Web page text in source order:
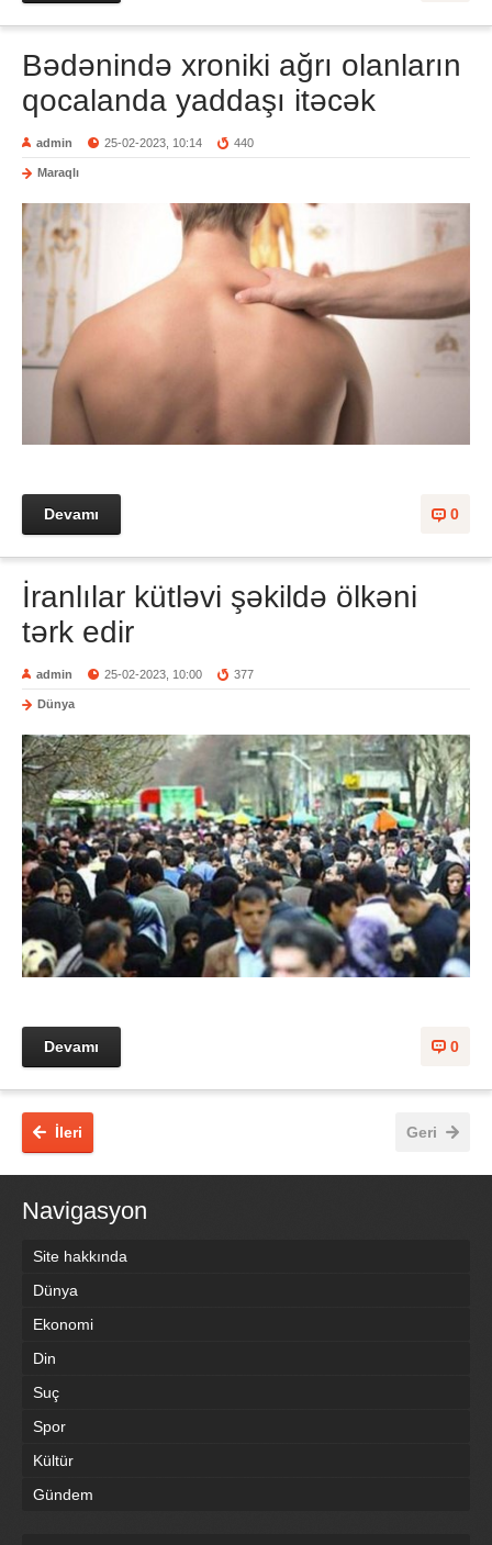
Bədənində xroniki ağrı olanların
qocalanda yaddaşı itəcək
admin 25-02-2023, 10:14 440
Maraqlı
0
Devamı
İranlılar kütləvi şəkildə ölkəni
tərk edir
admin 25-02-2023, 10:00 377
Dünya
0
Devamı
Geri
İleri
Navigasyon
Site hakkında
Dünya
Ekonomi
Din
Suç
Spor
Kültür
Gündem